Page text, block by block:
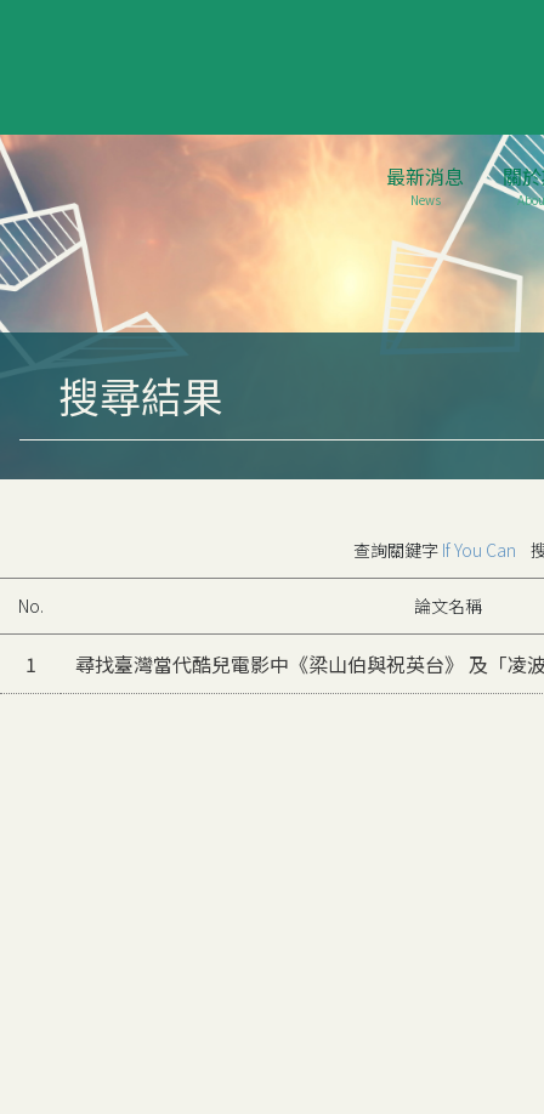
最新消息
News
關
搜尋結果
查詢關鍵字 If You Can
No. 論文名稱
1 尋找臺灣當代酷兒電影中《梁山伯與祝英台》 及「凌